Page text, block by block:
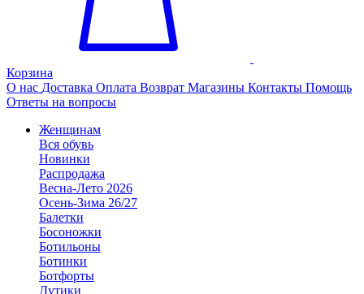
Корзина
О нас Доставка Оплата Возврат Магазины Контакты Помощь
Ответы на вопросы
Женщинам
Вся обувь
Новинки
Распродажа
Весна-Лето 2026
Осень-Зима 26/27
Балетки
Босоножки
Ботильоны
Ботинки
Ботфорты
Дутики